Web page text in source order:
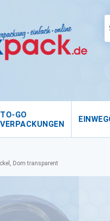
TO-GO
VERPACKUNGEN
Dom transparent